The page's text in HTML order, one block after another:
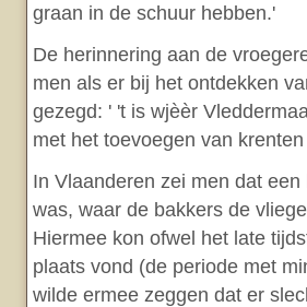
graan in de schuur hebben.'
De herinnering aan de
men als er bij het ontdekken
gezegd: ' 't is wjèèr
met het toevoegen van
In Vlaanderen zei men dat
was, waar de bakkers de
Hiermee kon ofwel het late
plaats vond (de periode met
wilde ermee zeggen dat er